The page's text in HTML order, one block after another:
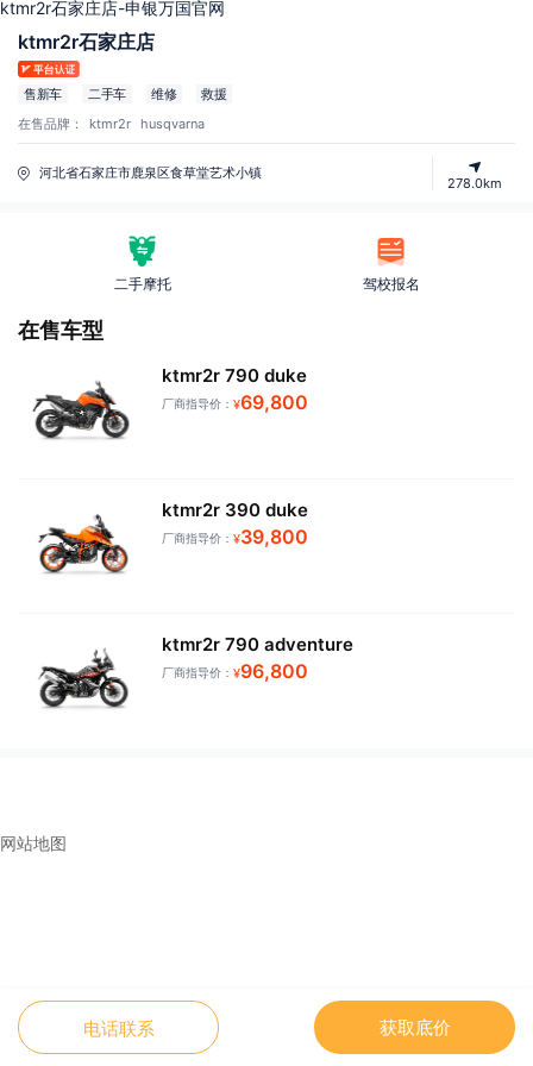
ktmr2r石家庄店-申银万国官网
ktmr2r石家庄店
售新车 二手车 维修 救援
在售品牌： ktmr2r husqvarna
河北省石家庄市鹿泉区食草堂艺术小镇
278.0km
二手摩托 驾校报名
在售车型
ktmr2r 790 duke
厂商指导价： ¥69,800
ktmr2r 390 duke
厂商指导价： ¥39,800
ktmr2r 790 adventure
厂商指导价： ¥96,800
电话联系 获取底价
网站地图